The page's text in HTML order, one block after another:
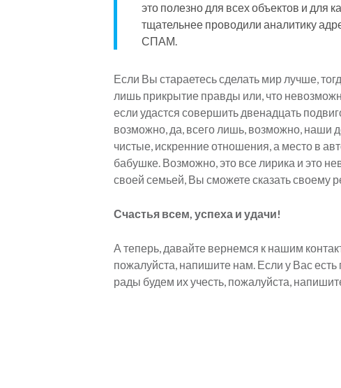
это полезно для всех объектов и для
тщательнее проводили аналитику
СПАМ.
Если Вы стараетесь сделать мир лучше,
лишь прикрытие правды или, что
если удастся совершить двенадцать
возможно, да, всего лишь, возможно, наши
чистые, искренние отношения, а место в
бабушке. Возможно, это все лирика и это
своей семьей, Вы сможете сказать своему
Счастья всем, успеха и удачи!
А теперь, давайте вернемся к нашим
пожалуйста, напишите нам. Если у Вас
рады будем их учесть, пожалуйста,